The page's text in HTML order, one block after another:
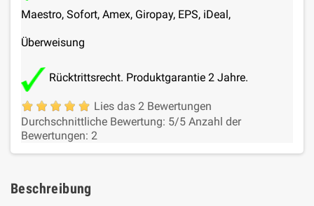
Maestro, Sofort, Amex, Giropay, EPS, iDeal,
Überweisung
Rücktrittsrecht. Produktgarantie 2 Jahre.
Lies das 2 Bewertungen
Durchschnittliche Bewertung: 5/5 Anzahl der
Bewertungen: 2
Beschreibung